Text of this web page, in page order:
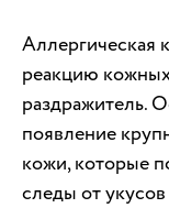
Аллергическая
реакцию
раздражитель.
появление
кожи, которые
следы от